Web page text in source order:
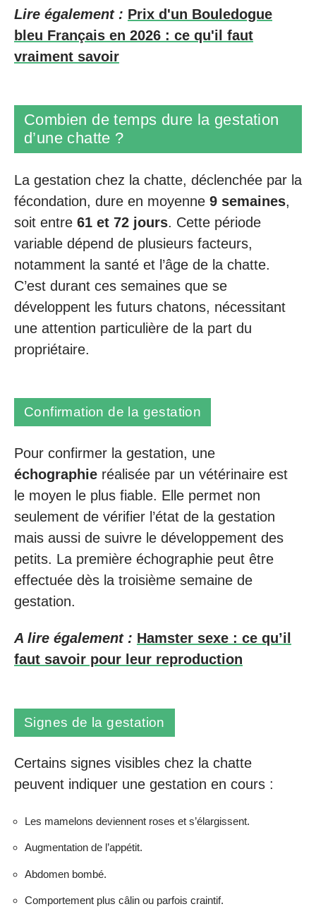
Lire également : Prix d'un Bouledogue
bleu Français en 2026 : ce qu'il faut
vraiment savoir
Combien de temps dure la gestation
d’une chatte ?
La gestation chez la chatte, déclenchée par la
fécondation, dure en moyenne 9 semaines,
soit entre 61 et 72 jours. Cette période
variable dépend de plusieurs facteurs,
notamment la santé et l’âge de la chatte.
C’est durant ces semaines que se
développent les futurs chatons, nécessitant
une attention particulière de la part du
propriétaire.
Confirmation de la gestation
Pour confirmer la gestation, une
échographie réalisée par un vétérinaire est
le moyen le plus fiable. Elle permet non
seulement de vérifier l’état de la gestation
mais aussi de suivre le développement des
petits. La première échographie peut être
effectuée dès la troisième semaine de
gestation.
A lire également : Hamster sexe : ce qu’il
faut savoir pour leur reproduction
Signes de la gestation
Certains signes visibles chez la chatte
peuvent indiquer une gestation en cours :
Les mamelons deviennent roses et s’élargissent.
Augmentation de l’appétit.
Abdomen bombé.
Comportement plus câlin ou parfois craintif.